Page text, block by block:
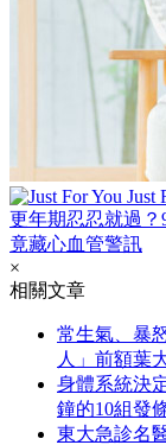
Just
更年期忍忍就過
竟藏心血管警訊
×
相關文章
常生氣、暴
人」前額葉
身體系統決
鐘的10組發
東大急診名